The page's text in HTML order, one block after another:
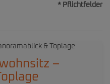
* Pflichtfelder
–